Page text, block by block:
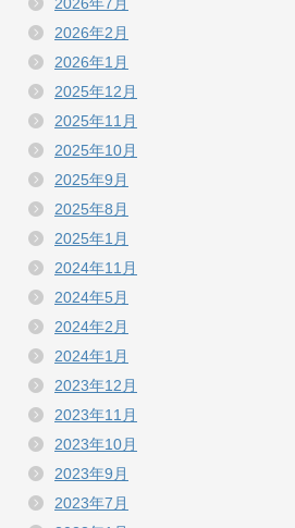
2026年7月
2026年2月
2026年1月
2025年12月
2025年11月
2025年10月
2025年9月
2025年8月
2025年1月
2024年11月
2024年5月
2024年2月
2024年1月
2023年12月
2023年11月
2023年10月
2023年9月
2023年7月